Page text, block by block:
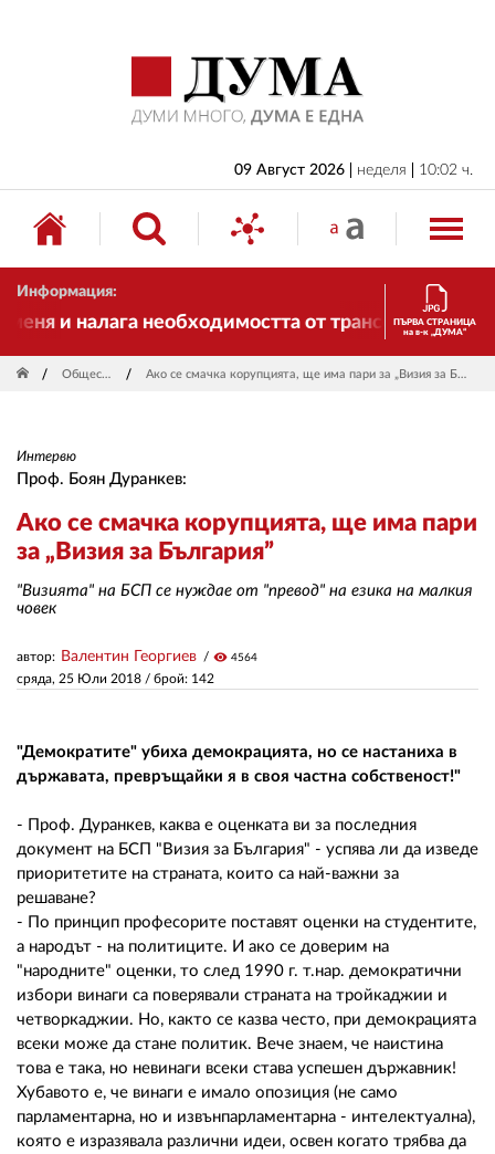
09 Август 2026 неделя 10:02 ч.
Информация:
и налага необходимостта от трансформации. И
ПЪРВА СТРАНИЦА
на в-к „ДУМА“
Общество Ако се смачка корупцията, ще има пари за „Визия за България”
Интервю
Проф. Боян Дуранкев:
Ако се смачка корупцията, ще има пари
за „Визия за България”
"Визията" на БСП се нуждае от "превод" на езика на малкия
човек
сряда, 25 Юли 2018 / брой: 142
автор: Валентин Георгиев visibility 4564
"Демократите" убиха демокрацията, но се настаниха в
държавата, превръщайки я в своя частна собственост!"
- Проф. Дуранкев, каква е оценката ви за последния
документ на БСП "Визия за България" - успява ли да изведе
приоритетите на страната, които са най-важни за
решаване?
- По принцип професорите поставят оценки на студентите,
а народът - на политиците. И ако се доверим на
"народните" оценки, то след 1990 г. т.нар. демократични
избори винаги са поверявали страната на тройкаджии и
четворкаджии. Но, както се казва често, при демокрацията
всеки може да стане политик. Вече знаем, че наистина
това е така, но невинаги всеки става успешен държавник!
Хубавото е, че винаги е имало опозиция (не само
парламентарна, но и извънпарламентарна - интелектуална),
която е изразявала различни идеи, освен когато трябва да
БЪЛГАРИЯ
ИКОНОМИКА
ИЗБОРИ
СВЯТ
ЗА НАС
АВТОРИ
КОНТАКТИ
АБОНАМЕНТ
УСЛОВИЯ ЗА ПОЛЗВАНЕ
ПОЛИТИКА ЗА БИСКВИТКИТЕ
ПОВЕРИТЕЛНОСТ
02 975 20 35